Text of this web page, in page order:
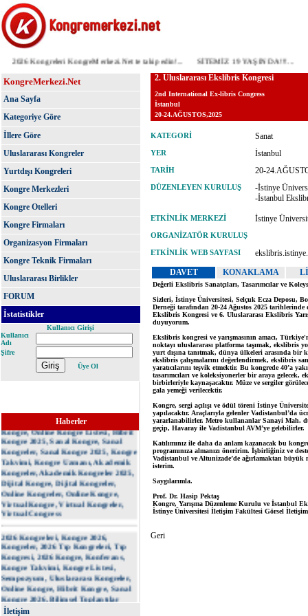
2026 Kongreleri KongreMerkezi.Net te takip edin!... SİTEMİZ 19 YAŞINDA!!!...
KongreMerkezi.Net
Ana Sayfa
Kategoriye Göre
İllere Göre
Uluslararası Kongreler
Yurtdışı Kongreleri
Kongre Merkezleri
Kongre Otelleri
Kongre Firmaları
Organizasyon Firmaları
Kongre Teknik Firmaları
Uluslararası Birlikler
FORUM
İstatistikler
Kullanıcı Girişi
Kullanıcı
Adı
Şifre
Üye Ol
Haberler
Kongresi 2025, Kongre 2025, 2025
Kongre, Online Kongre Listesi, Hibrit
Kongre 2025, Sanal Kongre, Sanal
Kongreler, Sanal Kongre 2025, Kongre
Takvimi, Kongre Uzmanı, Akademik
Kongreler, Akademik Kongreler 2025,
Dijital Kongre, Dijital Kongreler,
Online Kongreler, Online Kongre,
Virtual Kongre, Virtual Kongreler,
Virtual Congress
2026 Kongreleri, Kongre 2026,
Kongreler, 2026 Tıp Kongreleri, Tıp
Kongresi, 2026 Kongre, Konferans,
Kongre Takvimi, Kongre Listesi,
Sempozyum, Uluslararası Kongreler,
Online Kongre, Hibrit Kongre, Sanal
Kongre 2026, Bilimsel Toplantılar
2026, Akademik Takvim 2026, Kongre
İletişim